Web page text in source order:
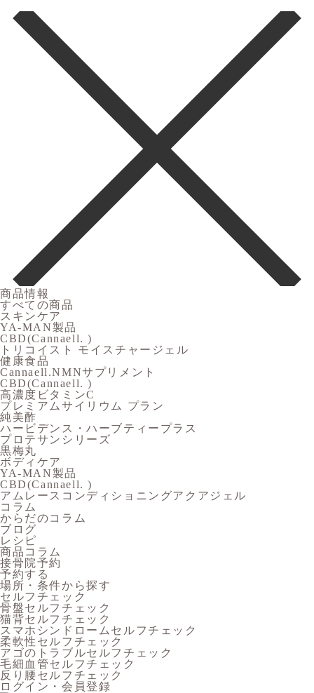
商品情報
すべての商品
スキンケア
YA-MAN製品
CBD(Cannaell. )
トリコイスト モイスチャージェル
健康食品
Cannaell.NMNサプリメント
CBD(Cannaell. )
高濃度ビタミンC
プレミアムサイリウム プラン
純美酢
ハービデンス・ハーブティープラス
プロテサンシリーズ
黒梅丸
ボディケア
YA-MAN製品
CBD(Cannaell. )
アムレースコンディショニングアクアジェル
コラム
からだのコラム
ブログ
レシピ
商品コラム
接骨院予約
予約する
場所・条件から探す
セルフチェック
骨盤セルフチェック
猫背セルフチェック
スマホシンドロームセルフチェック
柔軟性セルフチェック
アゴのトラブルセルフチェック
毛細血管セルフチェック
反り腰セルフチェック
ログイン・会員登録